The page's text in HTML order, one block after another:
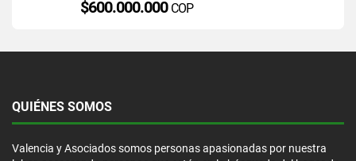
$600.000.000 COP
QUIÉNES SOMOS
Valencia y Asociados somos personas apasionadas por nuestra